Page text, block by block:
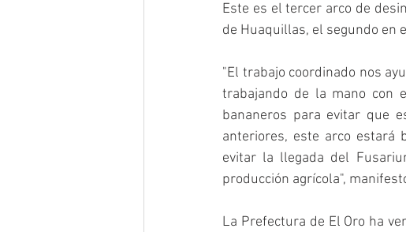
Este es el tercer arco de
de Huaquillas, el segundo en
"El trabajo coordinado nos
trabajando de la mano con
bananeros para evitar que
anteriores, este arco estará
evitar la llegada del
producción agrícola",
La Prefectura de El Oro ha